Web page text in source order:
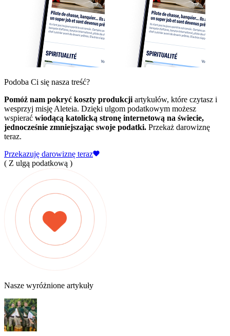
Podoba Ci się nasza treść?
Pomóż nam pokryć koszty produkcji artykułów, które czytasz i
wesprzyj misję Aleteia. Dzięki ulgom podatkowym możesz
wspierać wiodącą katolicką stronę internetową na świecie,
jednocześnie zmniejszając swoje podatki. Przekaż darowiznę
teraz.
Przekazuję darowiznę teraz
( Z ulgą podatkową )
Nasze wyróżnione artykuły